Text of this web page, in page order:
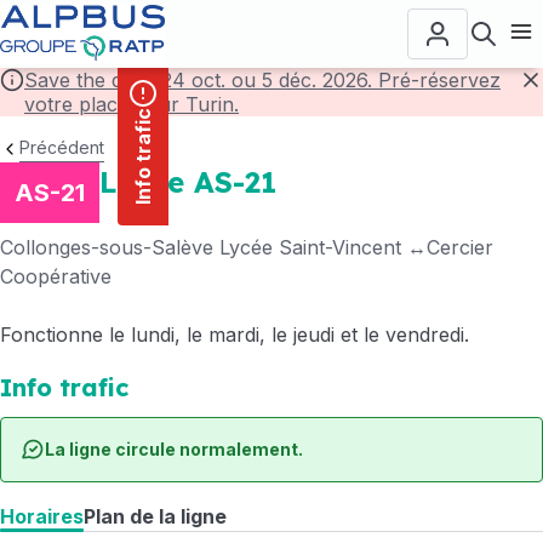
principal
Save the date! 24 oct. ou 5 déc. 2026. Pré-réservez
votre place pour Turin.
Info trafic
Précédent
AS-21 Ligne AS-21
Collonges-sous-Salève Lycée Saint-Vincent
Cercier
Coopérative
Fonctionne le lundi, le mardi, le jeudi et le vendredi.
Info trafic
La ligne circule normalement.
HorairesPlan de la ligne
Panneau de gestion des cookies